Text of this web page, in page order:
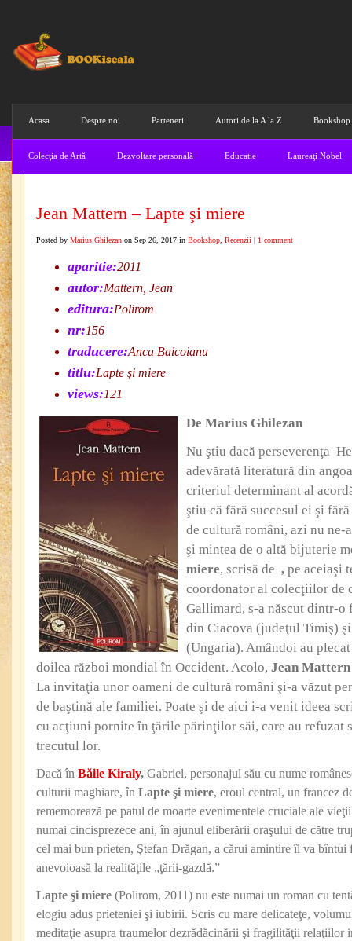
Acasa Despre noi Parteneri Autori de la A la Z Bookshop
Colecţia de Artă Dezvoltare personală Educatie Laureaţi Nobel
Jean Mattern – Lapte şi miere
Posted by Marius Ghilezan on Sep 26, 2017 in Bookshop Recenzii | 1 comment
aparitie:2011
autor:Mattern, Jean
editura:Polirom
nr:156
traducere:Anca Baicoianu
titlu:Lapte şi miere
views:121
De Marius Ghilezan
Nu ştiu dacă perseverenţa
adevărată literatură din
criteriul determinant al
ştiu că fără succesul ei şi
de cultură români, azi nu ne-
şi mintea de o altă bijuterie
miere, scrisă de , pe aceiaşi
coordonator al colecţiilor de
Gallimard, s-a născut dintr-o
din Ciacova (judeţul Timiş)
(Ungaria). Amândoi au
doilea război mondial în Occident. Acolo, Jean Mattern
La invitaţia unor oameni de cultură români şi-a văzut
de baştină ale familiei. Poate şi de aici i-a venit ideea
cu acţiuni pornite în ţările părinţilor săi, care au refuzat
trecutul lor.
Dacă în Băile Kiraly, Gabriel, personajul său cu nume
culturii maghiare, în Lapte şi miere, eroul central, un francez
rememorează pe patul de moarte eve­nimentele cruciale ale
numai cincisprezece ani, în ajunul eliberării oraşului de către
cel mai bun prieten, Ştefan Drăgan, a cărui amintire îl va bîntui
anevoioasă la realităţile „ţării-gazdă.”
Lapte şi miere (Polirom, 2011) nu este numai un roman cu
elogiu adus prieteniei şi iubirii. Scris cu mare delicateţe,
meditaţie asupra traumelor dezrădăcinării şi fragilităţii relaţiilor